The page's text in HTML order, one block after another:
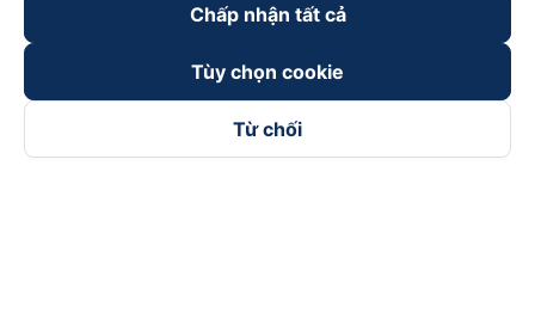
Chấp nhận tất cả
Tùy chọn cookie
Từ chối